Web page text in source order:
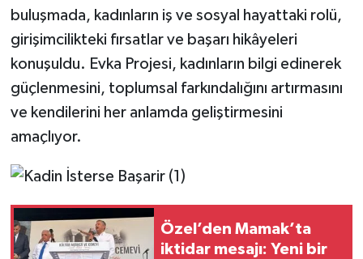
buluşmada, kadınların iş ve sosyal hayattaki rolü,
girişimcilikteki fırsatlar ve başarı hikâyeleri
konuşuldu. Evka Projesi, kadınların bilgi edinerek
güçlenmesini, toplumsal farkındalığını artırmasını
ve kendilerini her anlamda geliştirmesini
amaçlıyor.
Özel’den Mamak’ta
iktidar mesajı: Yeni bir